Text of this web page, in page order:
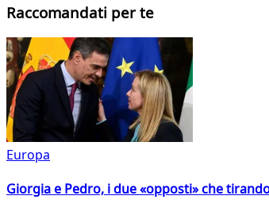
Raccomandati per te
Europa
Giorgia e Pedro, i due «opposti» che